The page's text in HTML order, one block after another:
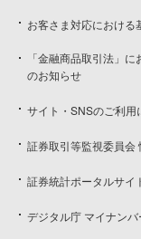
お客さま対応における
「金融商品取引法」
のお知らせ
サイト・SNSのご利用
証券取引等監視委員会
証券統計ポータルサイ
デジタル庁 マイナン